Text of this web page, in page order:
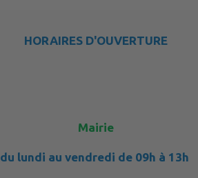
HORAIRES D'OUVERTURE
Mairie
du lundi au vendredi de 09h à 13h